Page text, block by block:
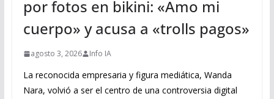
por fotos en bikini: «Amo mi
cuerpo» y acusa a «trolls pagos»
agosto 3, 2026 Info IA
La reconocida empresaria y figura mediática, Wanda
Nara, volvió a ser el centro de una controversia digital